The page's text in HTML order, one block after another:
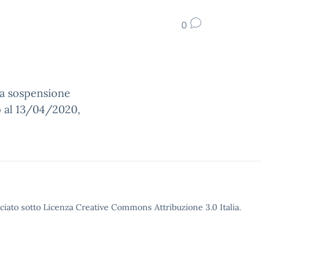
0
sospensione
al 13/04/2020,
sotto Licenza Creative Commons Attribuzione 3.0 Italia.